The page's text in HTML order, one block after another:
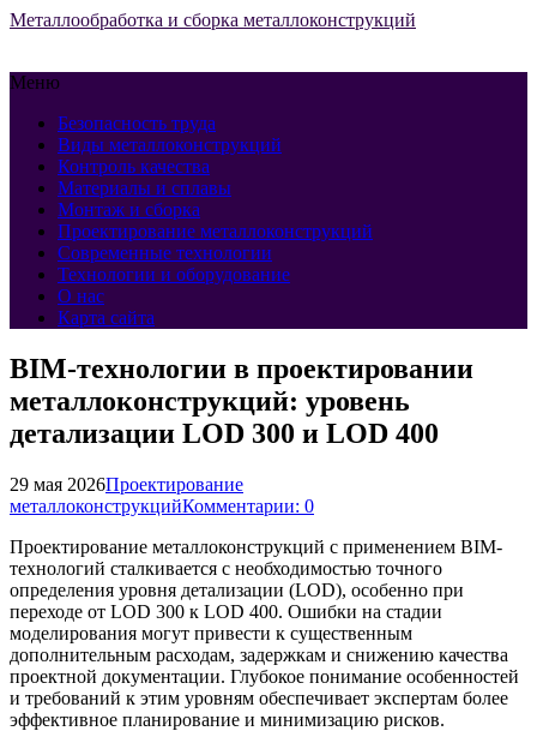
Металлообработка и сборка металлоконструкций
Меню
Безопасность труда
Виды металлоконструкций
Контроль качества
Материалы и сплавы
Монтаж и сборка
Проектирование металлоконструкций
Современные технологии
Технологии и оборудование
О нас
Карта сайта
BIM-технологии в проектировании
металлоконструкций: уровень
детализации LOD 300 и LOD 400
29 мая 2026Проектирование
металлоконструкцийКомментарии: 0
Проектирование металлоконструкций с применением BIM-
технологий сталкивается с необходимостью точного
определения уровня детализации (LOD), особенно при
переходе от LOD 300 к LOD 400. Ошибки на стадии
моделирования могут привести к существенным
дополнительным расходам, задержкам и снижению качества
проектной документации. Глубокое понимание особенностей
и требований к этим уровням обеспечивает экспертам более
эффективное планирование и минимизацию рисков.